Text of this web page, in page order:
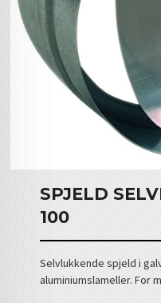
SPJELD
100
Selvlukkende spjeld i
aluminiumslameller. For